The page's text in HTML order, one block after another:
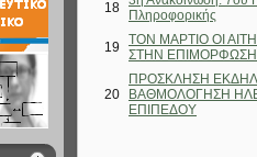
18
Πληροφορικής
19
ΤΟΝ ΜΑΡΤΙΟ ΟΙ
ΣΤΗΝ ΕΠΙΜΟΡΦΩΣΗ
20
ΠΡΟΣΚΛΗΣΗ
ΒΑΘΜΟΛΟΓΗΣΗ
ΕΠΙΠΕΔΟΥ